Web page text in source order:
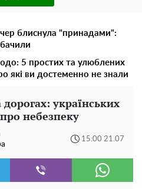
через фіктивну фірму в
блиснула "принадами":
5 простих та улюблених
які ви достеменно не знали
українських
небезпеку
15:00 21.07